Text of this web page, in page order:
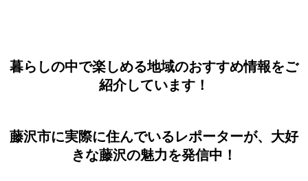
暮らしの中で楽しめる地域のおすすめ情報をご
紹介しています！
藤沢市に実際に住んでいるレポーターが、大好
きな藤沢の魅力を発信中！